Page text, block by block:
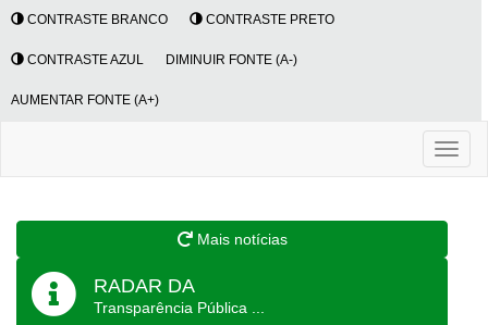
CONTRASTE BRANCO CONTRASTE PRETO
CONTRASTE AZUL DIMINUIR FONTE (A-)
AUMENTAR FONTE (A+)
Mais notícias
RADAR DA
Transparência Pública ...